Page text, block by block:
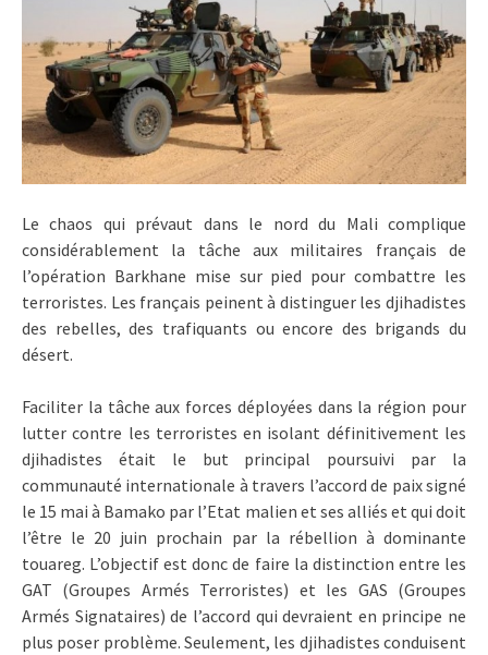
Le chaos qui prévaut dans le nord du Mali complique
considérablement la tâche aux militaires français de
l’opération Barkhane mise sur pied pour combattre les
terroristes. Les français peinent à distinguer les djihadistes
des rebelles, des trafiquants ou encore des brigands du
désert.
Faciliter la tâche aux forces déployées dans la région pour
lutter contre les terroristes en isolant définitivement les
djihadistes était le but principal poursuivi par la
communauté internationale à travers l’accord de paix signé
le 15 mai à Bamako par l’Etat malien et ses alliés et qui doit
l’être le 20 juin prochain par la rébellion à dominante
touareg. L’objectif est donc de faire la distinction entre les
GAT (Groupes Armés Terroristes) et les GAS (Groupes
Armés Signataires) de l’accord qui devraient en principe ne
plus poser problème. Seulement, les djihadistes conduisent